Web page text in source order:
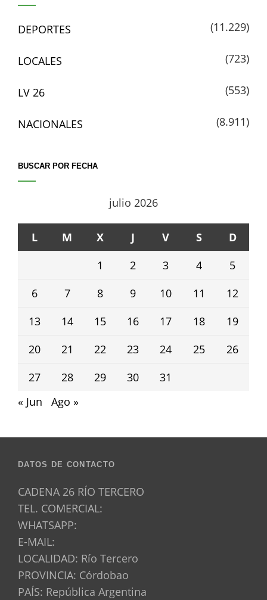
DEPORTES (11.229)
LOCALES (723)
LV 26 (553)
NACIONALES (8.911)
BUSCAR POR FECHA
julio 2026
L M X J V S
D
1
2 3 4
5
6
7 8 9 10 11
12
13
14 15 16 17 18
19
20
21 22 23 24 25
26
27
28 29 30
31
« Jun
Ago »
DATOS DE CONTACTO
CADENA 26 RÍO TERCERO
TEL. COMERCIAL:
WHATSAPP:
E-MAIL:
LOCALIDAD: Río Tercero
PROVINCIA: Córdobao
PAÍS: República Argentina